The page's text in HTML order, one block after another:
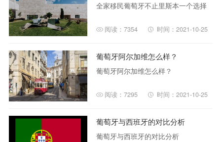
全家移民葡萄牙不止里斯本一个选择
阅读：7354 时间：2021-10-25
葡萄牙阿尔加维怎么样？
葡萄牙阿尔加维怎么样？
阅读：7295 时间：2021-10-25
葡萄牙与西班牙的对比分析
葡萄牙与西班牙的对比分析